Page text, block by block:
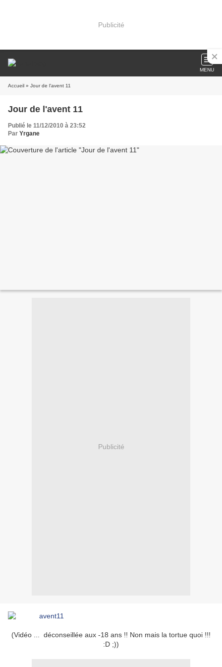
Publicité
MENU
Accueil » Jour de l'avent 11
Jour de l'avent 11
Publié le 11/12/2010 à 23:52
Par Yrgane
Publicité
(Vidéo ... déconseillée aux -18 ans !! Non mais la tortue quoi !!!
:D ;))